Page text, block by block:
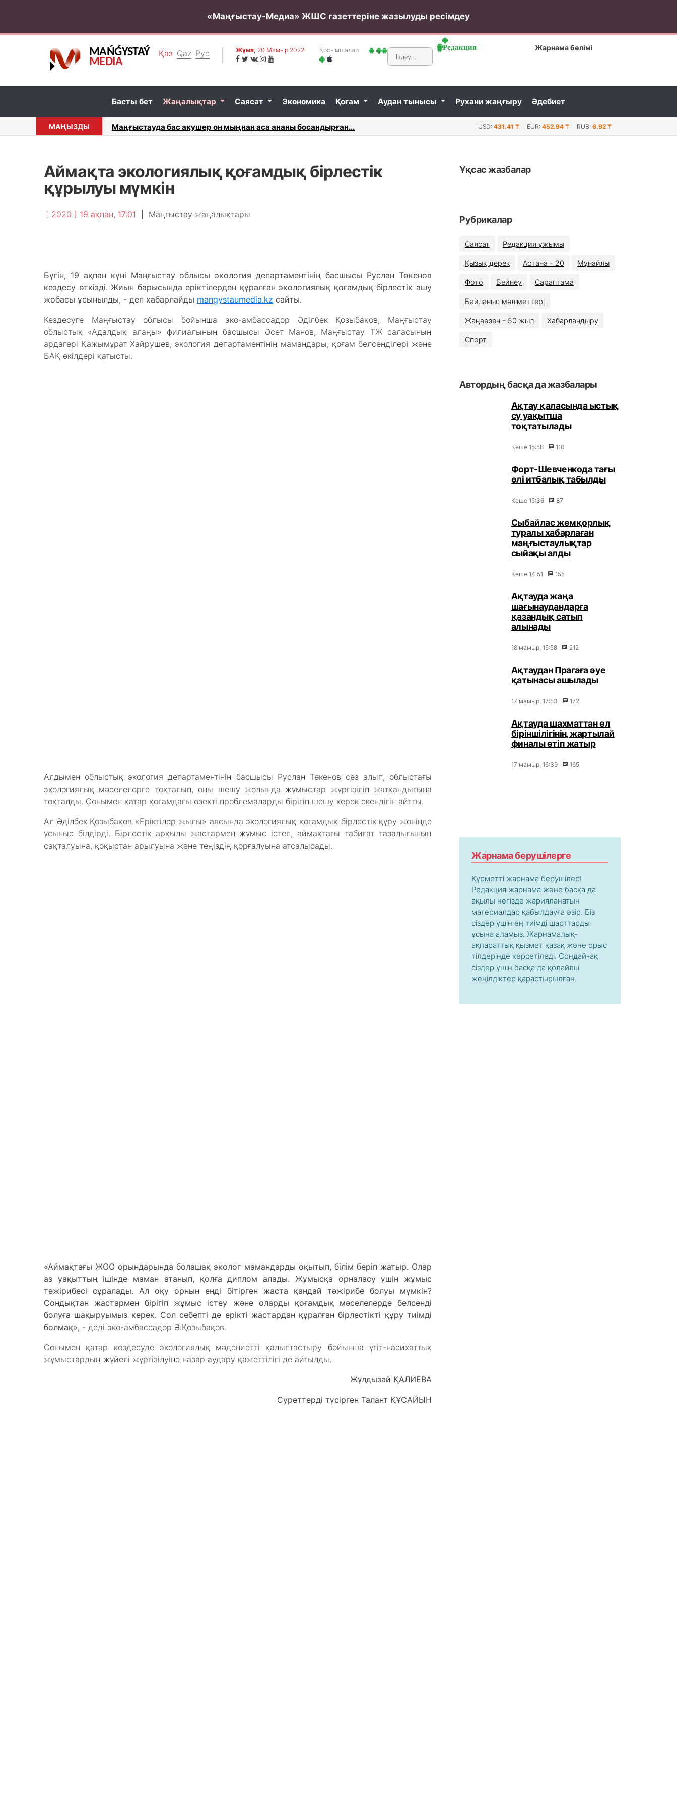
«Маңғыстау-Медиа» ЖШС газеттеріне жазылуды ресімдеу
MAŃǴYSTAÝ
MEDIA
Қаз Qaz Рус Жұма, 20 Мамыр 2022 Қосымшалар Редакция Жарнама бөлімі
Басты бет Жаңалықтар Саясат Экономика Қоғам Аудан тынысы Рухани жаңғыру Әдебиет
МАҢЫЗДЫ Маңғыстауда екі бала шұңқырдағы суға батып кетті... Жаңаөзенде 34 техника жауын-салдарын жоюға
USD: 431.41₸ EUR: 452.94₸ RUB: 6.92₸
Аймақта экологиялық қоғамдық бірлестік
құрылуы мүмкін
[ 2020 ] 19 ақпан, 17:01 Маңғыстау жаңалықтары
Бүгін, 19 ақпан күні Маңғыстау облысы экология департаментінің басшысы Руслан Төкенов
кездесу өткізді. Жиын барысында еріктілерден құралған экологиялық қоғамдық бірлестік ашу
жобасы ұсынылды, - деп хабарлайды mangystaumedia.kz сайты.
Кездесуге Маңғыстау облысы бойынша эко-амбассадор Әділбек Қозыбақов, Маңғыстау
облыстық «Адалдық алаңы» филиалының басшысы Әсет Манов, Маңғыстау ТЖ саласының
ардагері Қажымұрат Хайрушев, экология департаментінің мамандары, қоғам белсенділері және
БАҚ өкілдері қатысты.
Алдымен облыстық экология департаментінің басшысы Руслан Төкенов сөз алып, облыстағы
экологиялық мәселелерге тоқталып, оны шешу жолында жұмыстар жүргізіліп жатқандығына
тоқталды. Сонымен қатар қоғамдағы өзекті проблемаларды бірігіп шешу керек екендігін айтты.
Ал Әділбек Қозыбақов «Еріктілер жылы» аясында экологиялық қоғамдық бірлестік құру жөнінде
ұсыныс білдірді. Бірлестік арқылы жастармен жұмыс істеп, аймақтағы табиғат тазалығының
сақталуына, қоқыстан арылуына және теңіздің қорғалуына атсалысады.
«Аймақтағы ЖОО орындарында болашақ эколог мамандарды оқытып, білім беріп жатыр. Олар
аз уақыттың ішінде маман атанып, қолға диплом алады. Жұмысқа орналасу үшін жұмыс
тәжірибесі сұралады. Ал оқу орнын енді бітірген жаста қандай тәжірибе болуы мүмкін?
Сондықтан жастармен бірігіп жұмыс істеу және оларды қоғамдық мәселелерде белсенді
болуға шақыруымыз керек. Сол себепті де ерікті жастардан құралған бірлестікті құру тиімді
болмақ», - деді эко-амбассадор Ә.Қозыбақов.
Сонымен қатар кездесуде экологиялық мәдениетті қалыптастыру бойынша үгіт-насихаттық
жұмыстардың жүйелі жүргізілуіне назар аудару қажеттілігі де айтылды.
Жұлдызай ҚАЛИЕВА
Суреттерді түсірген Талант ҚҰСАЙЫН
Ұқсас жазбалар
Рубрикалар
Саясат Редакция ұжымы
Қызық дерек Астана - 20 Мұнайлы
Фото Бейнеу Сараптама
Байланыс мәліметтері
Жаңаөзен - 50 жыл Хабарландыру
Спорт
Автордың басқа да жазбалары
Ақтау қаласында ыстық
су уақытша
тоқтатылады
Кеше 15:58 110
Форт-Шевченкода тағы
өлі итбалық табылды
Кеше 15:36 87
Сыбайлас жемқорлық
туралы хабарлаған
маңғыстаулықтар
сыйақы алды
Кеше 14:51 155
Ақтауда жаңа
шағынаудандарға
қазандық сатып
алынады
18 мамыр, 15:58 212
Ақтаудан Прагаға әуе
қатынасы ашылады
17 мамыр, 17:53 172
Ақтауда шахматтан ел
біріншілігінің жартылай
финалы өтіп жатыр
17 мамыр, 16:39 165
Жарнама берушілерге
Құрметті жарнама берушілер!
Редакция жарнама және басқа да
ақылы негізде жарияланатын
материалдар қабылдауға әзір. Біз
сіздер үшін ең тиімді шарттарды
ұсына аламыз. Жарнамалық-
ақпараттық қызмет қазақ және орыс
тілдерінде көрсетіледі. Сондай-ақ
сіздер үшін басқа да қолайлы
жеңілдіктер қарастырылған.